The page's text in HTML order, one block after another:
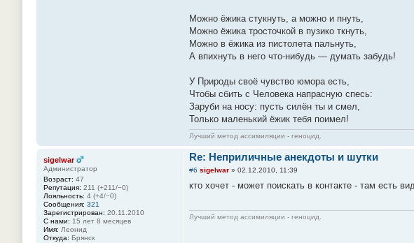
Можно ёжика стукнуть, а можно и пнуть,
Можно ёжика тросточкой в пузико ткнуть,
Можно в ёжика из пистолета пальнуть,
А впихнуть в него что-нибудь — думать забудь!
У Природы своё чувство юмора есть,
Чтобы сбить с Человека напрасную спесь:
Заруби на носу: пусть силён ты и смел,
Только маленький ёжик тебя поимел!
Лучший метод ассимиляции - геноцид.
sigelwar
Администратор
Возраст: 47
Репутация: 211 (+211/−0)
Лояльность: 4 (+4/−0)
Сообщения: 321
Зарегистрирован: 20.11.2010
С нами: 15 лет 8 месяцев
Имя: Леонид
Откуда: Брянск
Re: Неприличные анекдоты и шутки
#6 sigelwar » 02.12.2010, 11:39
кто хочет - может поискать в контакте - там есть
Лучший метод ассимиляции - геноцид.